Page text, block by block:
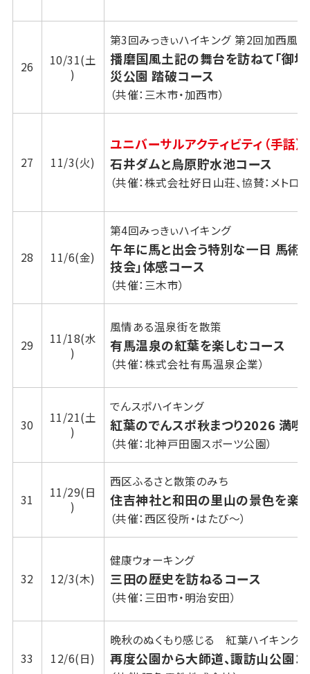
26
10/31(土
)
第3回みっきぃハイキング 第2回加西風
播磨国風土記の舞台を訪ねて「御坂
災公園 踏破コース
（共催：三木市・加西市）
27 11/3(火)
ユニバーサルアクティビティ（手話
石井ダムと烏原貯水池コース
（共催：株式会社好日山荘、協賛：メトロ
28 11/6(金)
第4回みっきぃハイキング
午年に馬と出会う特別な一日 馬術
技会」体感コース
（共催：三木市）
29
11/18(水
)
風情ある温泉街を散策
有馬温泉の紅葉を楽しむコース
（共催：株式会社有馬温泉企業）
30
11/21(土
)
でんスポハイキング
紅葉のでんスポ秋まつり2026 満喫
（共催：北神戸田園スポーツ公園）
31
11/29(日
)
西区ふるさと散策のみち
住吉神社と和田の里山の景色を楽
（共催：西区役所・はたび～）
32 12/3(木)
健康ウォーキング
三田の歴史を訪ねるコース
（共催：三田市・明治安田）
33 12/6(日)
晩秋のぬくもり感じる 紅葉ハイキング
再度公園から大師道、諏訪山公園